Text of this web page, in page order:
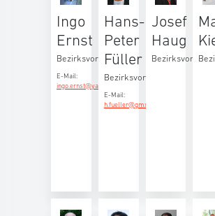
Ingo
Ernst
Bezirksvorsitzender
E-Mail:
ingo.ernst@yahoo.de
Hans-
Peter
Füller
Bezirksvorsitzender
E-Mail:
h.fueller@gmx.de
Josef
Haug